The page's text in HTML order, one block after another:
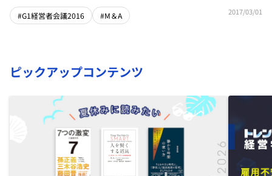
#G1経営者会議2016 #M＆A 2017/03/01
ピックアップコンテンツ